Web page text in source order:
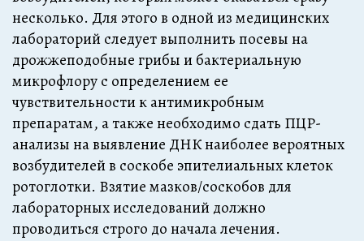
несколько. Для этого в одной из медицинских
лабораторий следует выполнить посевы на
дрожжеподобные грибы и бактериальную
микрофлору с определением ее
чувствительности к антимикробным
препаратам, а также необходимо сдать ПЦР-
анализы на выявление ДНК наиболее вероятных
возбудителей в соскобе эпителиальных клеток
ротоглотки. Взятие мазков/соскобов для
лабораторных исследований должно
проводиться строго до начала лечения.